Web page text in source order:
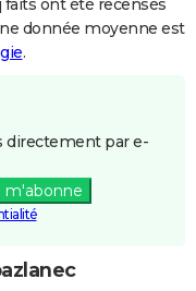
ont été recensés
donnée moyenne est
.
directement par e-
m'abonne